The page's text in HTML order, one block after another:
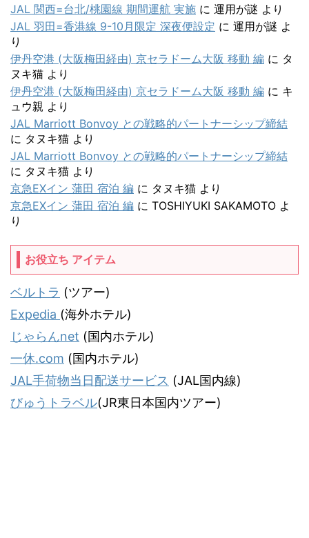
JAL 関西=台北/桃園線 期間運航 実施 に 運用が謎 より
JAL 羽田=香港線 9-10月限定 深夜便設定 に 運用が謎 よ
り
伊丹空港 (大阪梅田経由) 京セラドーム大阪 移動 編 に タ
ヌキ猫 より
伊丹空港 (大阪梅田経由) 京セラドーム大阪 移動 編 に キ
ュウ親 より
JAL Marriott Bonvoy との戦略的パートナーシップ締結
に タヌキ猫 より
JAL Marriott Bonvoy との戦略的パートナーシップ締結
に タヌキ猫 より
京急EXイン 蒲田 宿泊 編 に タヌキ猫 より
京急EXイン 蒲田 宿泊 編 に TOSHIYUKI SAKAMOTO よ
り
お役立ち アイテム
ベルトラ (ツアー)
Expedia (海外ホテル)
じゃらんnet (国内ホテル)
一休.com (国内ホテル)
JAL手荷物当日配送サービス (JAL国内線)
びゅうトラベル(JR東日本国内ツアー)